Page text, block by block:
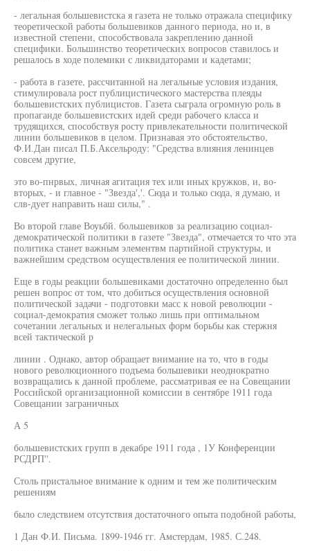
- легальная большевистска я газета не только отражала специфику
теоретической работы большевиков данного периода, но и, в
известной степени, способствовала закреплению данной
специфики. Большинство теоретических вопросов ставилось и
решалось в ходе полемики с ликвидаторами и кадетами;
- работа в газете, рассчитанной на легальные условия издания,
стимулировала рост публицистического мастерства плеяды
большевистских публицистов. Газета сыграла огромную роль в
пропаганде большевистских идей среди рабочего класса и
трудящихся, способствуя росту привлекательности политической
линии большевиков в целом. Признавая это обстоятельство,
Ф.И.Дан писал П.Б.Аксельроду: "Средства влияния ленинцев
совсем другие,
это во-пнрвых, личная агитация тех или иных кружков, и, во-
вторых, - и главное - "Звезда','. Сюда и только сюда, я думаю, и
слв-дует направить наш силы," .
Во второй главе Воуьбй. большевиков за реализацию социал-
демократической политики в газете "Звезда", отмечается то что эта
политика станет важным элементвм партийной структуры, и
важнейшим средством осуществления ее политической линии.
Еще в годы реакции большевиками достаточно определенно был
решен вопрос от том, что добиться осуществления основной
политической задачи - подготовки масс к новой революции -
социал-демократия сможет только лишь при оптимальном
сочетании легальных и нелегальных форм борьбы как стержня
всей тактической р
линии . Однако, автор обращает внимание на то, что в годы
нового революционного подъема большевики неоднократно
возвращались к данной проблеме, рассматривая ее на Совещании
Российской организационной комиссии в сентябре 1911 года
Совещании заграничных
А 5
большевистских групп в декабре 1911 года , 1У Конференции
РСДРП''.
Столь пристальное внимание к одним и тем же политическим
решениям
было следствием отсутствия достаточного опыта подобной работы,
1 Дан Ф.И. Письма. 1899-1946 гг. Амстердам, 1985. С.248.